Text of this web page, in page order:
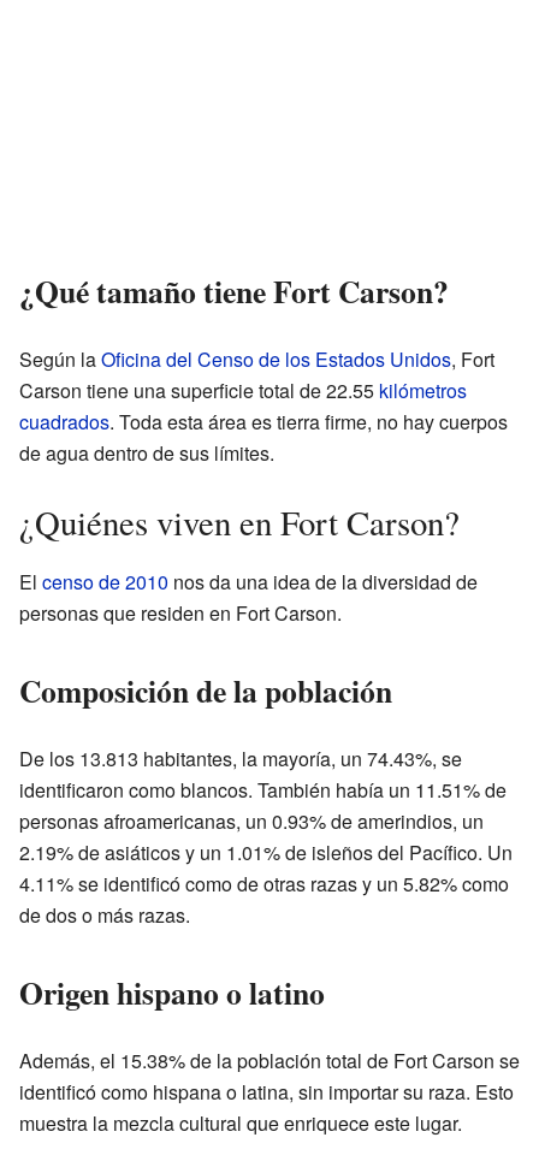
¿Qué tamaño tiene Fort Carson?
Según laOficina del Censo de los Estados Unidos, Fort
Carson tiene una superficie total de 22.55 kilómetros
cuadrados. Toda esta área es tierra firme, no hay cuerpos
de agua dentro de sus límites.
¿Quiénes viven en Fort Carson?
El censo de 2010 nos da una idea de la diversidad de
personas que residen en Fort Carson.
Composición de la población
De los 13.813 habitantes, la mayoría, un 74.43%, se
identificaron como blancos. También había un 11.51% de
personas afroamericanas, un 0.93% de amerindios, un
2.19% de asiáticos y un 1.01% de isleños del Pacífico. Un
4.11% se identificó como de otras razas y un 5.82% como
de dos o más razas.
Origen hispano o latino
Además, el 15.38% de la población total de Fort Carson se
identificó como hispana o latina, sin importar su raza. Esto
muestra la mezcla cultural que enriquece este lugar.